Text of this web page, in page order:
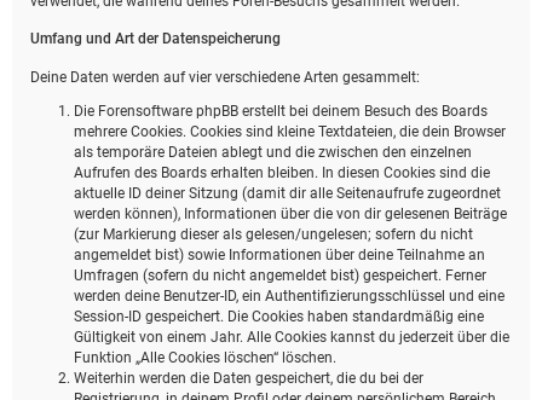
Umfang und Art der Datenspeicherung
Deine Daten werden auf vier verschiedene Arten gesammelt:
Die Forensoftware phpBB erstellt bei deinem Besuch des Boards
mehrere Cookies. Cookies sind kleine Textdateien, die dein Browser
als temporäre Dateien ablegt und die zwischen den einzelnen
Aufrufen des Boards erhalten bleiben. In diesen Cookies sind die
aktuelle ID deiner Sitzung (damit dir alle Seitenaufrufe zugeordnet
werden können), Informationen über die von dir gelesenen Beiträge
(zur Markierung dieser als gelesen/ungelesen; sofern du nicht
angemeldet bist) sowie Informationen über deine Teilnahme an
Umfragen (sofern du nicht angemeldet bist) gespeichert. Ferner
werden deine Benutzer-ID, ein Authentifizierungsschlüssel und eine
Session-ID gespeichert. Die Cookies haben standardmäßig eine
Gültigkeit von einem Jahr. Alle Cookies kannst du jederzeit über die
Funktion „Alle Cookies löschen“ löschen.
Weiterhin werden die Daten gespeichert, die du bei der